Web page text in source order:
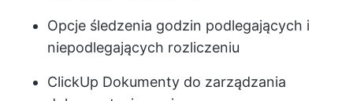
Opcje śledzenia godzin podlegających i
niepodlegających rozliczeniu
ClickUp Dokumenty do zarządzania